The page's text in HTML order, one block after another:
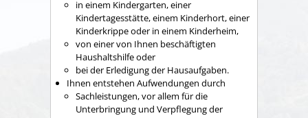
in einem Kindergarten, einer
Kindertagesstätte, einem Kinderhort, einer
Kinderkrippe oder in einem Kinderheim,
von einer von Ihnen beschäftigten
Haushaltshilfe oder
bei der Erledigung der Hausaufgaben.
Ihnen entstehen Aufwendungen durch
Sachleistungen, vor allem für die
Unterbringung und Verpflegung der